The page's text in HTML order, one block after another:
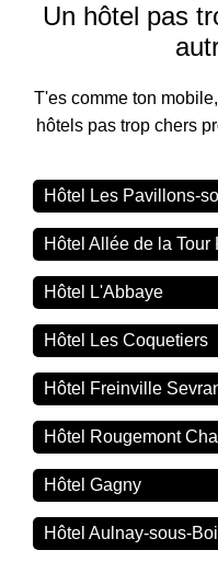
Un hôtel pas
T'es comme ton
hôtels pas trop chers
Hôtel Les Pavillons-
Hôtel Allée de la Tour
Hôtel L'Abbaye
Hôtel Les Coquetiers
Hôtel Freinville
Hôtel Rougemont
Hôtel Gagny
Hôtel Aulnay-sous-